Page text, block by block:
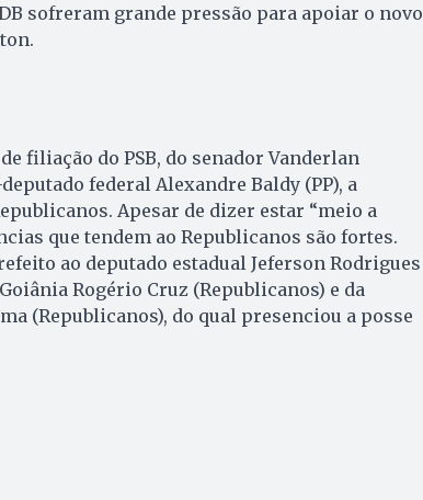
sofreram grande pressão para apoiar o novo
filiação do PSB, do senador Vanderlan
deputado federal Alexandre Baldy (PP), a
Apesar de dizer estar “meio a
que tendem ao Republicanos são fortes.
ao deputado estadual Jeferson Rodrigues
Rogério Cruz (Republicanos) e da
(Republicanos), do qual presenciou a posse